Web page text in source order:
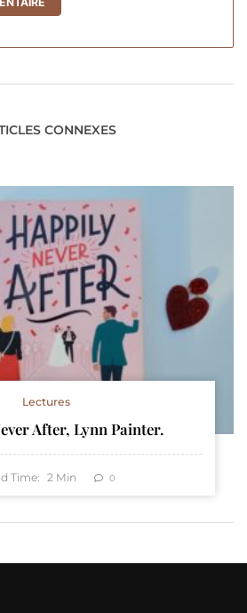
CONNEXES
Lectures
After, Lynn Painter.
Time: 2 Min 0